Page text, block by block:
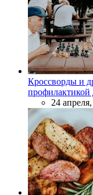
Кроссворды и
профилактикой
24